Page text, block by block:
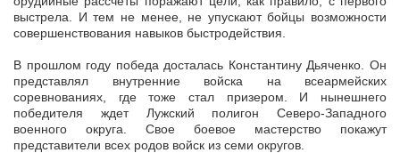
выстрела. И тем не менее, не упускают бойцы возможности
совершенствования навыков быстродействия.
В прошлом году победа досталась Константину Дьяченко. Он
представлял внутренние войска на всеармейских
соревнованиях, где тоже стал призером. И нынешнего
победителя ждет Лужский полигон Северо-Западного
военного округа. Свое боевое мастерство покажут
представители всех родов войск из семи округов.